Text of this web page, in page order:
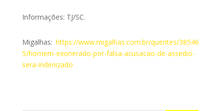
Informações: TJ/SC.
Migalhas:https://www.migalhas.com.br/quentes/38546
5/homem-exonerado-por-falsa-acusacao-de-assedio-
sera-indenizado